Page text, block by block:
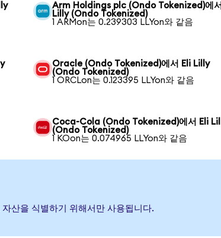
Arm Holdings plc (Ondo Tokenized)에
Lilly (Ondo Tokenized)
1 ARMon는 0.239303 LLYon와 같음
Oracle (Ondo Tokenized)에서 Eli Lilly
(Ondo Tokenized)
1 ORCLon는 0.123395 LLYon와 같음
Coca-Cola (Ondo Tokenized)에서 Eli
(Ondo Tokenized)
1 KOon는 0.074965 LLYon와 같음
산을 식별하기 위해서만 사용됩니다.